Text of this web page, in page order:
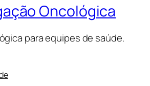
Oncológica
para equipes de saúde.